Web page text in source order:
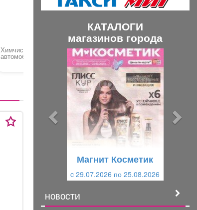
Химчистка багажника
автомобиля
750 руб.
Предоставление
ледового поля для
катания 9000 руб.
КАТАЛОГИ
магазинов города
Магнит Косметик
c 29.07.2026 по 25.08.2026
НОВОСТИ